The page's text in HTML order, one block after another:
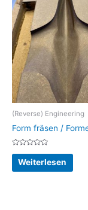
(Reverse) Engineering
Form fräsen /
Bewertet
mit
von
Weiterlesen